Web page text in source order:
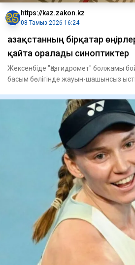
https://kaz.zakon.kz
08 Тамыз 2026 16:24
Қазақстанның бірқатар
қайта оралады синоптиктер
Жексенбіде "Қазгидромет" болжамы
басым бөлігінде жауын-шашынсыз